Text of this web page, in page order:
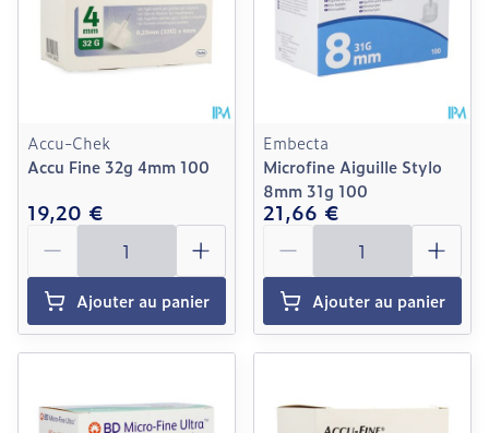
Accu-Chek
Accu Fine 32g 4mm 100
19,20 €
Quantité
Ajouter au panier
Embecta
Microfine Aiguille Stylo
8mm 31g 100
21,66 €
Quantité
Ajouter au panier